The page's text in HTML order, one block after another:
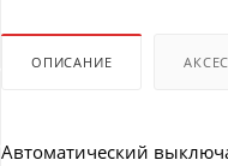
ОПИСАНИЕ
Автоматический